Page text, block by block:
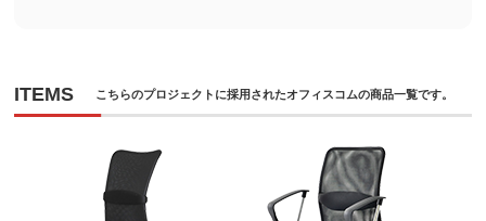
ITEMS こちらのプロジェクトに採用されたオフィスコムの商品一覧です。